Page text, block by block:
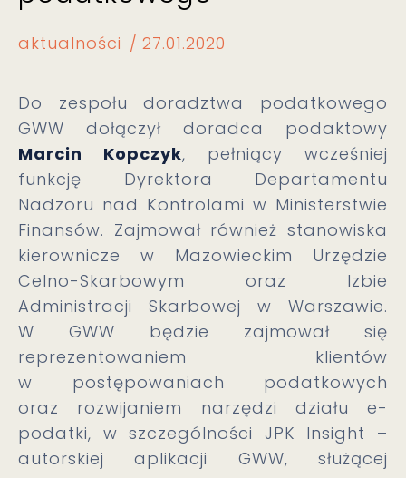
aktualności 27.01.2020
Do zespołu doradztwa podatkowego
GWW dołączył doradca podaktowy
Marcin Kopczyk, pełniący wcześniej
funkcję Dyrektora Departamentu
Nadzoru nad Kontrolami w Ministerstwie
Finansów. Zajmował również stanowiska
kierownicze w Mazowieckim Urzędzie
Celno-Skarbowym oraz Izbie
Administracji Skarbowej w Warszawie.
W GWW będzie zajmował się
reprezentowaniem klientów
w postępowaniach podatkowych
oraz rozwijaniem narzędzi działu e-
podatki, w szczególności JPK Insight –
autorskiej aplikacji GWW, służącej